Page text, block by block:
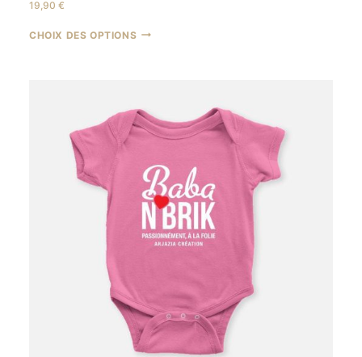
19,90 €
CHOIX DES OPTIONS